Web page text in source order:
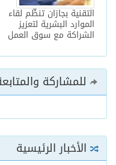
التقنية بجازان تنظّم لقاء
الموارد البشرية لتعزيز
الشراكة مع سوق العمل
للمشاركة
الأخبار الرئيسية
بدء التسجيل في الدورة الـ8 لمهرجان أفلام السعودية